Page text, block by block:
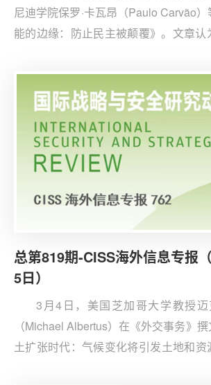
尼迪学院保罗·卡瓦昂（Paulo Carvão
能的边缘：防止民主被颠覆》。文章认
致权力集中和民主侵蚀。
总第819期-CISS海外信息专报
5日）
3月4日，美国芝加哥大学教授迈
（Michael Albertus）在《外交事务》
土扩张时代：气候变化将引发土地和